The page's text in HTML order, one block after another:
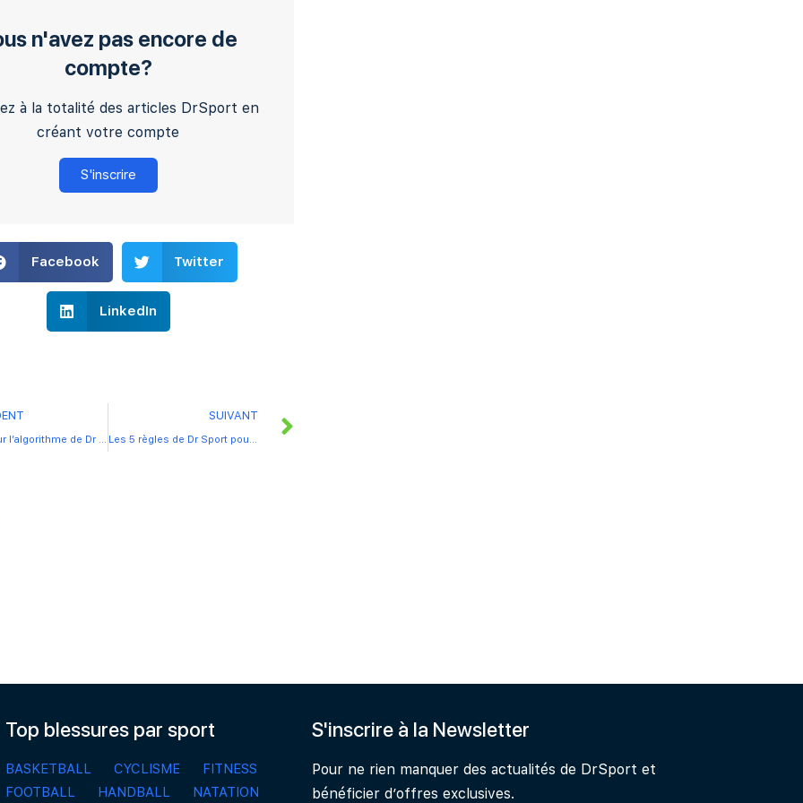
n'avez pas encore de
compte?
à la totalité des articles DrSport en
créant votre compte
S'inscrire
Facebook Twitter
LinkedIn
SUIVANT
Top blessures par sport
BASKETBALL CYCLISME
FITNESS
FOOTBALL
HANDBALL NATATION
S'inscrire à la Newsletter
Pour ne rien manquer des actualités de DrSport et
bénéficier d’offres exclusives.